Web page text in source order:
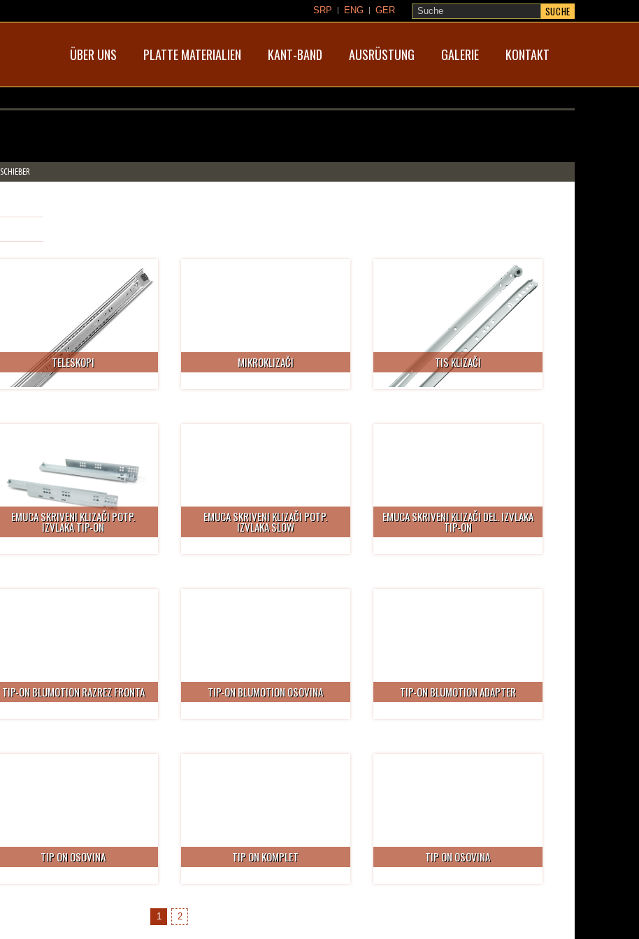
SUCHE
SRP ENG
GER
ÜBER UNS PLATTE MATERIALIEN KANT-BAND AUSRÜSTUNG GALERIE KONTAKT
SCHIEBER
TELESKOPI MIKROKLIZAČI TIS KLIZAČI
EMUCA SKRIVENI KLIZAČI POTP.
IZVLAKA TIP-ON
EMUCA SKRIVENI KLIZAČI POTP.
IZVLAKA SLOW
EMUCA SKRIVENI KLIZAČI DEL. IZVLAKA
TIP-ON
TIP-ON BLUMOTION RAZREZ FRONTA TIP-ON BLUMOTION OSOVINA TIP-ON BLUMOTION ADAPTER
TIP ON OSOVINA TIP ON KOMPLET TIP ON OSOVINA
1 2